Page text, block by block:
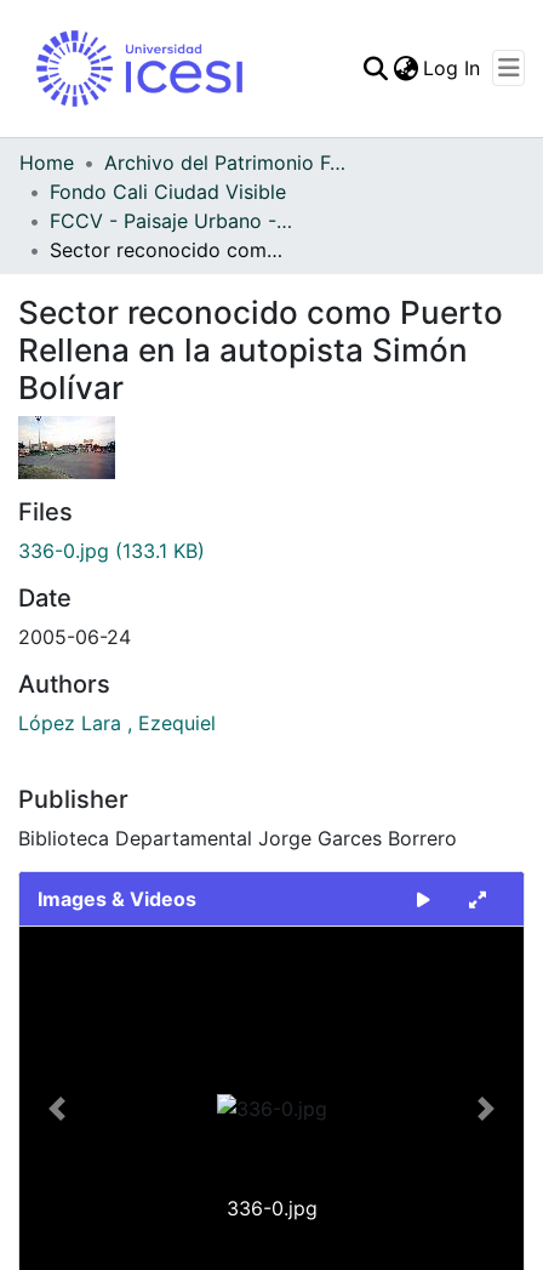
Log In
Home
Archivo del Patrimonio Fotográfico y Fílmico del Valle del Cauca
Fondo Cali Ciudad Visible
FCCV - Paisaje Urbano - Patrimonial
Sector reconocido como Puerto Rellena en la autopista Simón Bolívar
Sector reconocido como Puerto
Rellena en la autopista Simón
Bolívar
Files
336-0.jpg (133.1 KB)
Date
2005-06-24
Authors
López Lara , Ezequiel
Publisher
Biblioteca Departamental Jorge Garces Borrero
Images & Videos
336-0.jpg
Previous Next